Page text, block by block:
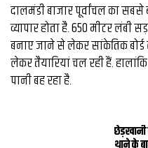
दालमंडी बाजार पूर्वांचल का सबसे
व्यापार होता है. 650 मीटर लंबी
बनाए जाने से लेकर सांकेतिक
लेकर तैयारियां चल रही हैं.
पानी बह रहा है.
छेड़खानी